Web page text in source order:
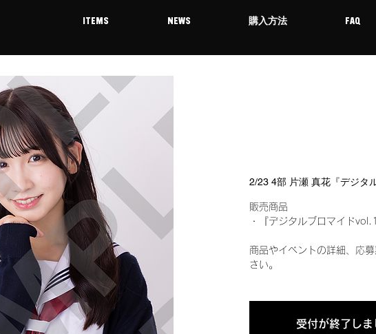
ITEMS NEWS 購入方法 FAQ
2/23 4部 片瀬 真花『デジタ
販売商品
・『デジタルブロマイド
商品やイベントの詳細、応
さい。
受付が終了しま